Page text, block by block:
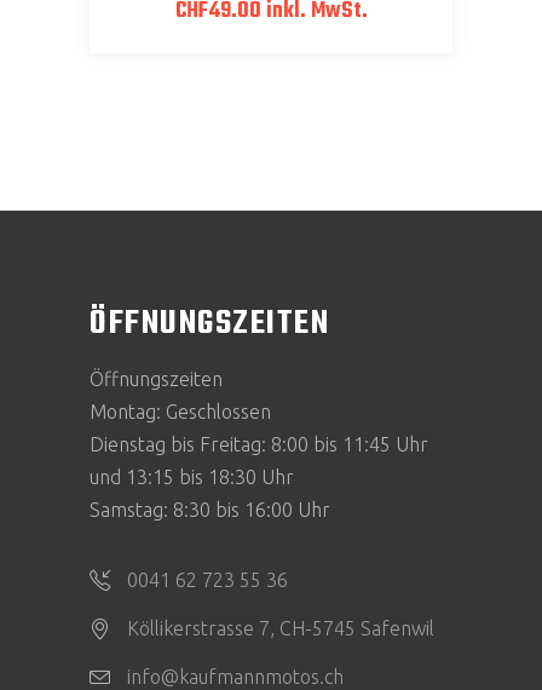
CHF49.00 inkl. MwSt.
ÖFFNUNGSZEITEN
Öffnungszeiten
Montag: Geschlossen
Dienstag bis Freitag: 8:00 bis 11:45 Uhr
und 13:15 bis 18:30 Uhr
Samstag: 8:30 bis 16:00 Uhr
0041 62 723 55 36
Köllikerstrasse 7, CH-5745 Safenwil
info@kaufmannmotos.ch